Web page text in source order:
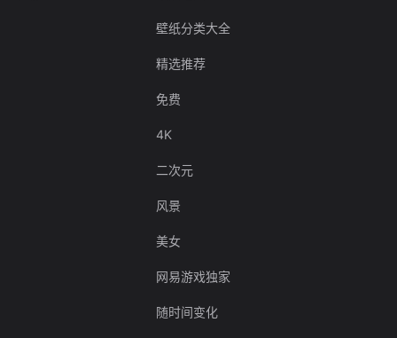
壁纸分类大全
精选推荐
免费
4K
二次元
风景
美女
网易游戏独家
随时间变化